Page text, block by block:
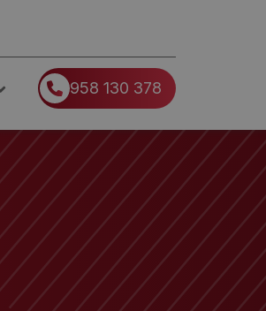
958 130 378